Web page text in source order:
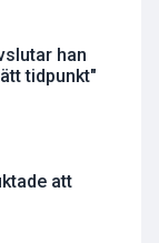
han
tidpunkt"
att